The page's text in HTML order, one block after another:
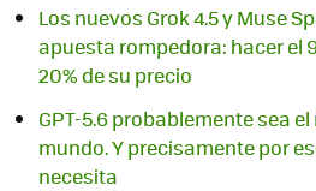
Los nuevos Grok 4.5 y Muse
apuesta rompedora: hacer el
20% de su precio
GPT-5.6 probablemente sea
mundo. Y precisamente por
necesita